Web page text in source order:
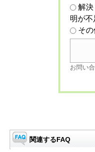
解
明が
そ
お問い
関連するFAQ